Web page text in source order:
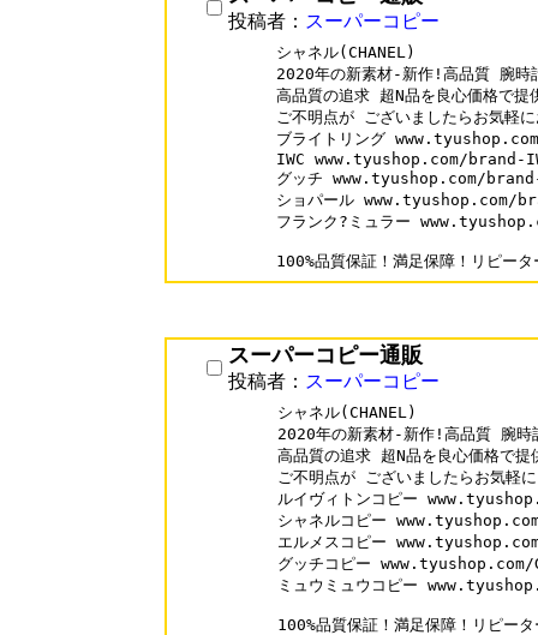
投稿者： スーパーコピー
シャネル(CHANEL)
2020年の新素材-新作!高品質 腕時
高品質の追求 超N品を良心価格で提
ご不明点が ございましたらお気軽
ブライトリング
IWC www.tyushop.com/brand-
グッチ www.tyushop.com/
ショパール www.tyushop.com/
フランク?ミュラー
100%品質保証！満足保障！リピー
スーパーコピー通販
投稿者： スーパーコピー
シャネル(CHANEL)
2020年の新素材-新作!高品質 腕時
高品質の追求 超N品を良心価格で提
ご不明点が ございましたらお気軽
ルイヴィトンコピー
シャネルコピー
エルメスコピー
グッチコピー
ミュウミュウコピー
100%品質保証！満足保障！リピー